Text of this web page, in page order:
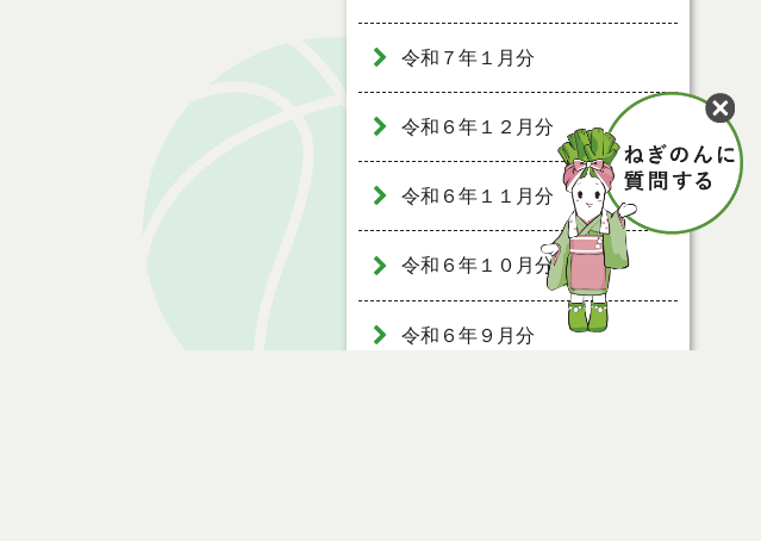
令和７年１月分
令和６年１２月分
令和６年１１月分
令和６年１０月分
令和６年９月分